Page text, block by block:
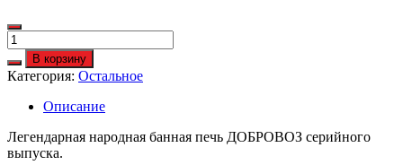
Количество
ПБ
ДОБРОВОЗ
20
(
печь
В корзину
Категория: Остальное
Описание
Легендарная народная банная печь ДОБРОВОЗ серийного
выпуска.